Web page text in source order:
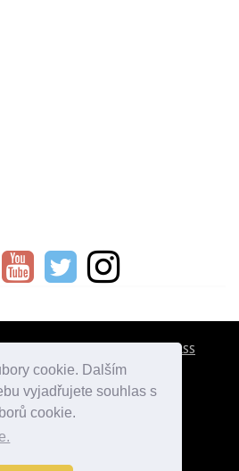
cookie. Dalším
vyjadřujete souhlas s
cookie.
RSS